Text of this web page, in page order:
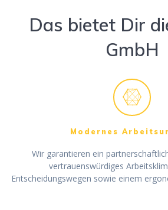
Das bietet Dir
GmbH
Modernes
Wir garantieren ein
vertrauenswürdiges
Entscheidungswegen sowie einem